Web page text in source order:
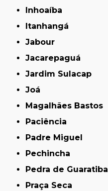
Inhoaíba
Itanhangá
Jabour
Jacarepaguá
Jardim Sulacap
Joá
Magalhães Bastos
Paciência
Padre Miguel
Pechincha
Pedra de Guaratiba
Praça Seca